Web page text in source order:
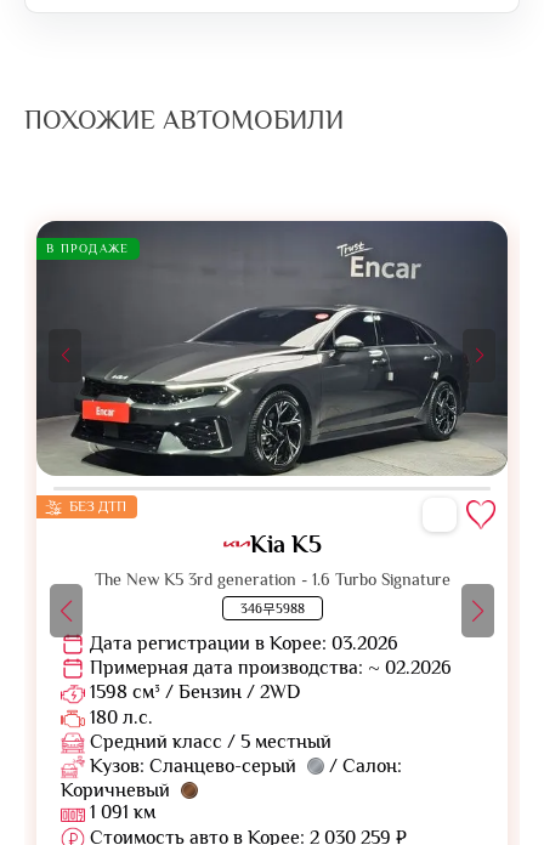
ПОХОЖИЕ АВТОМОБИЛИ
В ПРОДАЖЕ
БЕЗ ДТП
Kia K5
The New K5 3rd generation - 1.6 Turbo Signature
346무5988
Дата регистрации в Корее: 03.2026
Примерная дата производства: ~ 02.2026
1598 см³ / Бензин / 2WD
180 л.с.
Средний класс / 5 местный
Кузов: Сланцево-серый
/ Салон:
Коричневый
1 091 км
Стоимость авто в Корее: 2 030 259 ₽